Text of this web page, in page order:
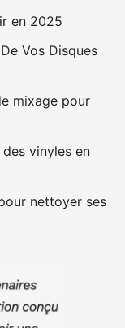
en 2025
Vos Disques
mixage pour
vinyles en
nettoyer ses